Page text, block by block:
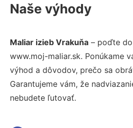
Naše výhody
Maliar izieb Vrakuňa – poďte
www.moj-maliar.sk. Ponúkame
výhod a dôvodov, prečo sa
Garantujeme vám, že
nebudete ľutovať.